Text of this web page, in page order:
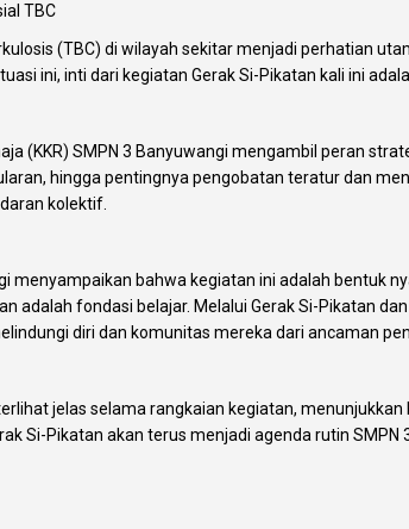
TBC
(TBC) di wilayah sekitar menjadi perhatian
ini, inti dari kegiatan Gerak Si-Pikatan kali ini
(KKR) SMPN 3 Banyuwangi mengambil peran
hingga pentingnya pengobatan teratur dan
kolektif.
menyampaikan bahwa kegiatan ini adalah
adalah fondasi belajar. Melalui Gerak Si-Pikatan
diri dan komunitas mereka dari ancaman
jelas selama rangkaian kegiatan,
Si-Pikatan akan terus menjadi agenda rutin